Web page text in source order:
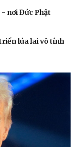
nơi Đức Phật
lúa lai vô tính